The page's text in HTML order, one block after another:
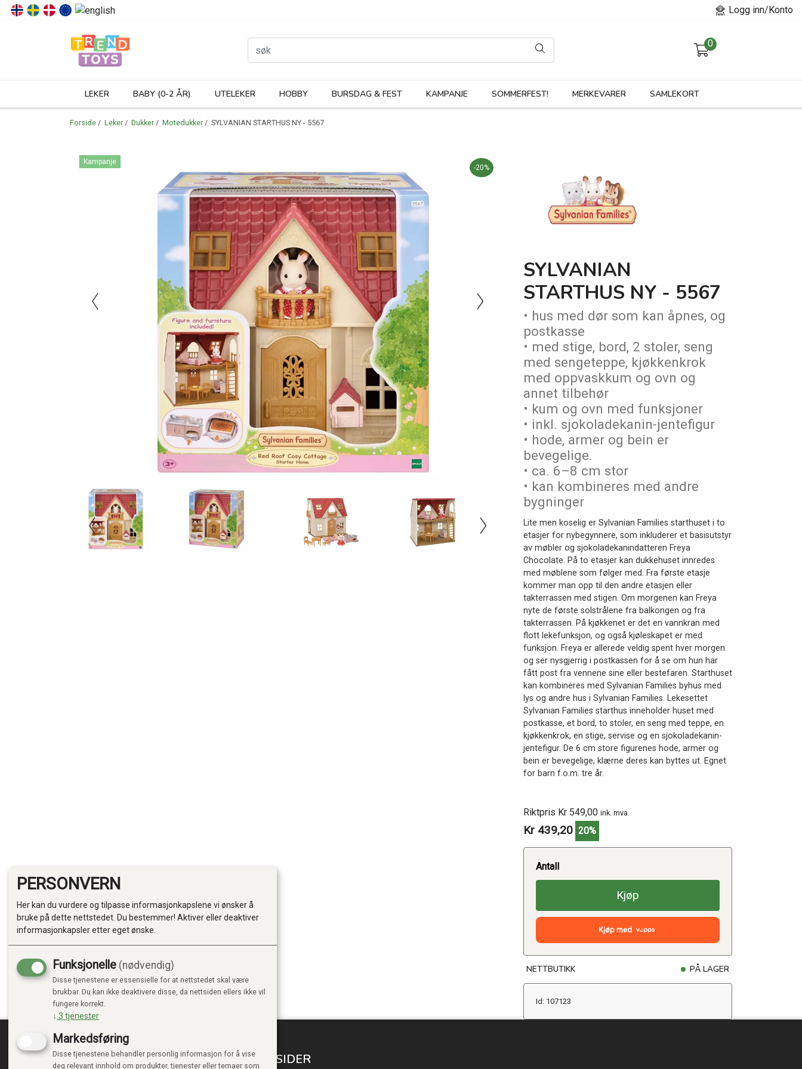
Logg inn/Konto
0
LEKER BABY (0-2 ÅR) UTELEKER HOBBY BURSDAG & FEST KAMPANJE SOMMERFEST! MERKEVARER SAMLEKORT
Forside / Leker / Dukker / Motedukker / SYLVANIAN STARTHUS NY - 5567
Kampanje
-20%
SYLVANIAN
STARTHUS NY - 5567
• hus med dør som kan åpnes, og
postkasse
• med stige, bord, 2 stoler, seng
med sengeteppe, kjøkkenkrok
med oppvaskkum og ovn og
annet tilbehør
• kum og ovn med funksjoner
• inkl. sjokoladekanin-jentefigur
• hode, armer og bein er
bevegelige.
• ca. 6–8 cm stor
• kan kombineres med andre
bygninger
Lite men koselig er Sylvanian Families starthuset i to
etasjer for nybegynnere, som inkluderer et basisutstyr
av møbler og sjokoladekanindatteren Freya
Chocolate. På to etasjer kan dukkehuset innredes
med møblene som følger med. Fra første etasje
kommer man opp til den andre etasjen eller
takterrassen med stigen. Om morgenen kan Freya
nyte de første solstrålene fra balkongen og fra
takterrassen. På kjøkkenet er det en vannkran med
flott lekefunksjon, og også kjøleskapet er med
funksjon. Freya er allerede veldig spent hver morgen
og ser nysgjerrig i postkassen for å se om hun har
fått post fra vennene sine eller bestefaren. Starthuset
kan kombineres med Sylvanian Families byhus med
lys og andre hus i Sylvanian Families. Lekesettet
Sylvanian Families starthus inneholder huset med
postkasse, et bord, to stoler, en seng med teppe, en
kjøkkenkrok, en stige, servise og en sjokoladekanin-
jentefigur. De 6 cm store figurenes hode, armer og
bein er bevegelige, klærne deres kan byttes ut. Egnet
for barn f.o.m. tre år.
Riktpris Kr 549,00 ink. mva.
Kr 439,20 20%
Antall
Kjøp
Kjøp med
NETTBUTIKK PÅ LAGER
Id: 107123
TRENDTOYS.NO MINE SIDER
PERSONVERN
Her kan du vurdere og tilpasse informasjonkapslene vi ønsker å
bruke på dette nettstedet. Du bestemmer! Aktiver eller deaktiver
informasjonkapsler etter eget ønske.
Funksjonelle (nødvendig)
Disse tjenestene er essensielle for at nettstedet skal være
brukbar. Du kan ikke deaktivere disse, da nettsiden ellers ikke vil
fungere korrekt.
↓ 3 tjenester
Markedsføring
Disse tjenestene behandler personlig informasjon for å vise
deg relevant innhold om produkter, tjenester eller temaer som